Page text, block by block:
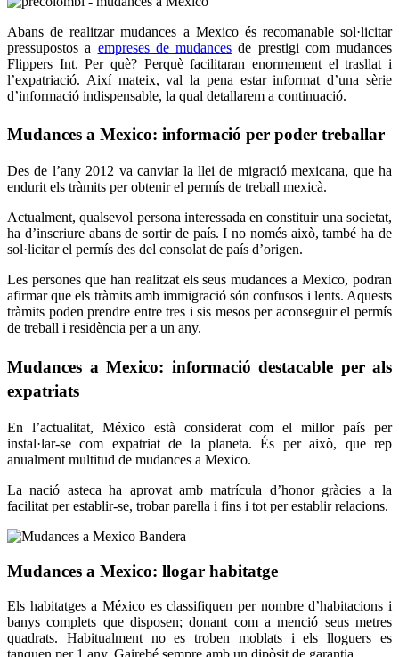
Abans de realitzar mudances a Mexico és recomanable sol·licitar
pressupostos a empreses de mudances de prestigi com mudances
Flippers Int. Per què? Perquè facilitaran enormement el trasllat i
l’expatriació. Així mateix, val la pena estar informat d’una sèrie
d’informació indispensable, la qual detallarem a continuació.
Mudances a Mexico: informació per poder treballar
Des de l’any 2012 va canviar la llei de migració mexicana, que ha
endurit els tràmits per obtenir el permís de treball mexicà.
Actualment, qualsevol persona interessada en constituir una societat,
ha d’inscriure abans de sortir de país. I no només això, també ha de
sol·licitar el permís des del consolat de país d’origen.
Les persones que han realitzat els seus mudances a Mexico, podran
afirmar que els tràmits amb immigració són confusos i lents. Aquests
tràmits poden prendre entre tres i sis mesos per aconseguir el permís
de treball i residència per a un any.
Mudances a Mexico: informació destacable per als
expatriats
En l’actualitat, México està considerat com el millor país per
instal·lar-se com expatriat de la planeta. És per això, que rep
anualment multitud de mudances a Mexico.
La nació asteca ha aprovat amb matrícula d’honor gràcies a la
facilitat per establir-se, trobar parella i fins i tot per establir relacions.
Mudances a Mexico: llogar habitatge
Els habitatges a México es classifiquen per nombre d’habitacions i
banys complets que disposen; donant com a menció seus metres
quadrats. Habitualment no es troben moblats i els lloguers es
tanquen per 1 any. Gairebé sempre amb un dipòsit de garantia.